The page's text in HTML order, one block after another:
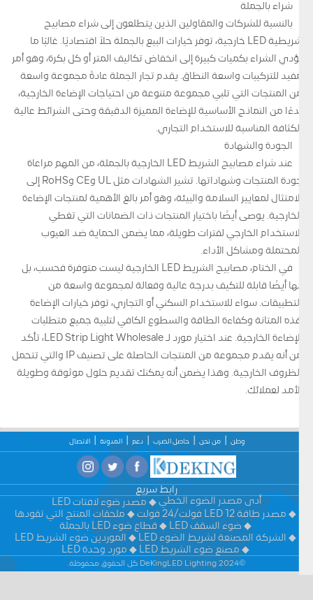
شراء بالجملة
بالنسبة للشركات والمقاولين الذين يتطلعون إلى شراء مصابيح
شريطية LED خارجية، توفر خيارات البيع بالجملة حلاً اقتصاديًا. غالبًا ما
يؤدي الشراء بكميات كبيرة إلى انخفاض تكاليف المتر أو كل بكرة، وهو أمر
مفيد للتركيبات واسعة النطاق. يقدم تجار الجملة عادةً مجموعة واسعة
من المنتجات التي تلبي مجموعة متنوعة من احتياجات الإضاءة الخارجية،
بدءًا من النماذج الأساسية للإضاءة المميزة الدقيقة وحتى الشرائط عالية
الكثافة المناسبة للاستخدام التجاري.
الجودة والشهادة
عند شراء مصابيح الشريط LED الخارجية بالجملة، من المهم مراعاة
جودة المنتجات وشهاداتها. تشير الشهادات مثل UL وCE وRoHS إلى
الامتثال لمعايير السلامة والبيئة، وهو أمر بالغ الأهمية لمنتجات الإضاءة
الخارجية. يوصى أيضًا باختيار المنتجات ذات الضمانات التي تغطي
الاستخدام الخارجي لفترات طويلة، مما يضمن الحماية ضد العيوب
المحتملة ومشاكل الأداء.
في الختام، مصابيح الشريط LED الخارجية ليست متوفرة فحسب، بل
إنها أيضًا قابلة للتكيف بدرجة عالية وفعالة لمجموعة واسعة من
التطبيقات. سواء للاستخدام السكني أو التجاري، توفر خيارات الإضاءة
هذه المتانة وكفاءة الطاقة والسطوع الكافي لتلبية جميع متطلبات
الإضاءة الخارجية. عند اختيار مورد لـ LED Strip Light Wholesale، تأكد
من أنه يقدم مجموعة من المنتجات الحاصلة على تصنيف IP والتي تتحمل
الظروف الخارجية. وهذا يضمن أنه يمكنك تقديم حلول موثوقة وطويلة
الأمد لعملائك.
وطن من نحن حاصل الضرب دعم المدونة الاتصال
رابط سريع
أدى مصدر الضوء الخطي
مصدر ضوء لافتات LED
مصدر طاقة LED 12 فولت/24 فولت
ملحقات المنتج التي تقودها
ضوء السقف LED
قطاع ضوء LED بالجملة
الشركة المصنعة لشريط الضوء LED
الموردين ضوء الشريط LED
مصنع ضوء الشريط LED
مورد وحدة LED